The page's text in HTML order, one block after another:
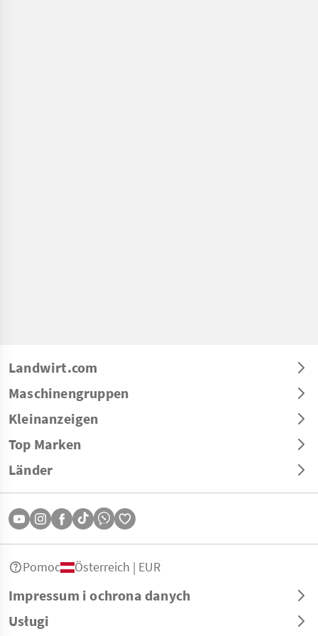
Landwirt.com
Maschinengruppen
Kleinanzeigen
Top Marken
Länder
Impressum i ochrona danych
Usługi
Pomoc Österreich | EUR